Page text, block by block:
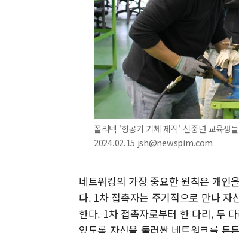
폴리텍 '항공기 기체 제작' 신중년 교육생
2024.02.15 jsh@newspim.com
네트워킹의 가장 중요한 원칙은 개인
다. 1차 접촉자는 주기적으로 만나 자
한다. 1차 접촉자로부터 한 다리, 두
있도록 자신을 둘러싼 네트워크를 튼